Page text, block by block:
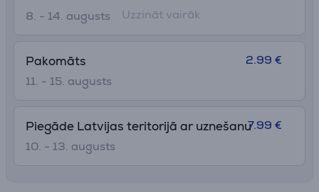
8. - 14. augusts
Uzzināt vairāk
Pakomāts
11. - 15. augusts
2.99 €
Piegāde Latvijas teritorijā ar uznešanu
10. - 13. augusts
7.99 €